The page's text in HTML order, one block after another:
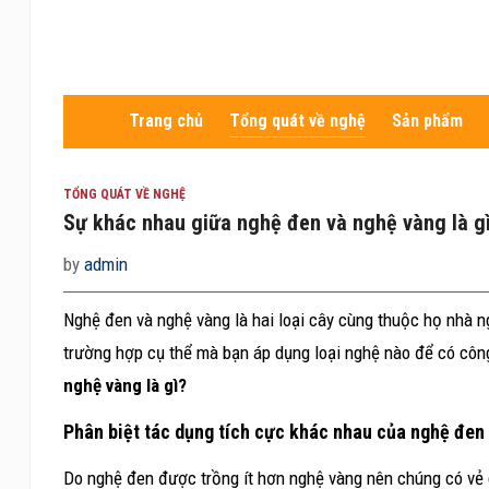
Trang chủ Tổng quát về nghệ Sản phẩm
TỔNG QUÁT VỀ NGHỆ
Sự khác nhau giữa nghệ đen và nghệ vàng là
by admin
Nghệ đen và nghệ vàng là hai loại cây cùng thuộc họ nhà
trường hợp cụ thể mà bạn áp dụng loại nghệ nào để có
nghệ vàng là gì?
Phân biệt tác dụng tích cực khác nhau của nghệ đen
Do nghệ đen được trồng ít hơn nghệ vàng nên chúng có